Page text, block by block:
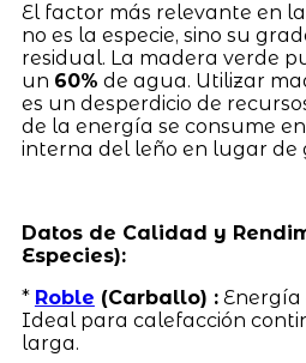
El factor más relevante en
no es la especie, sino su
residual. La madera verde
un 60% de agua. Utilizar
es un desperdicio de
de la energía se consume
interna del leño en lugar de
Datos de Calidad y
Especies):
* Roble (Carballo) :Energía
Ideal para calefacción
larga.